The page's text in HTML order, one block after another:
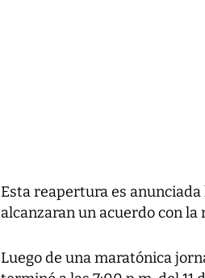
Esta reapertura es
alcanzaran un acuerdo con
Luego de una maratónica